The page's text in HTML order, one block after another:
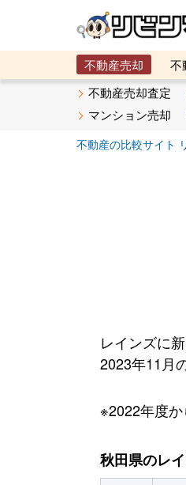
不動産売却 不
メタ住宅展示場
不動産売却査定
マンション売却
不動産の比較サイト
レインズに
2023年11月
※2022年度
秋田県のレ